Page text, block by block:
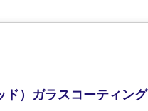
ド）ガラスコーティング